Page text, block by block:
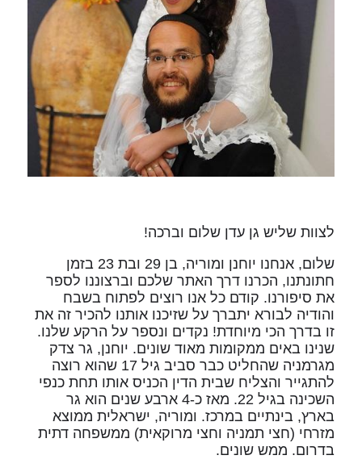
לצוות שליש גן עדן שלום וברכה!
שלום, אנחנו יוחנן ומוריה, בן 29 ובת 23 בזמן
חתונתנו, הכרנו דרך האתר שלכם וברצוננו לספר
את סיפורנו. קודם כל אנו רוצים לפתוח בשבח
והודיה לבורא יתברך על שזיכנו אותנו להכיר זה את
זו בדרך הכי מיוחדת! נקדים ונספר על הרקע שלנו.
שנינו באים ממקומות מאוד שונים. יוחנן, גר צדק
מגרמניה שהחליט כבר סביב גיל 17 שהוא רוצה
להתגייר והצליח שבית הדין הכניס אותו תחת כנפי
השכינה בגיל 22. מאז כ-4 ארבע שנים הוא גר
בארץ, בינתיים במרכז. ומוריה, ישראלית ממוצא
מזרחי (חצי תמניה וחצי מרוקאית) ממשפחה דתית
בדרום. ממש שונים.